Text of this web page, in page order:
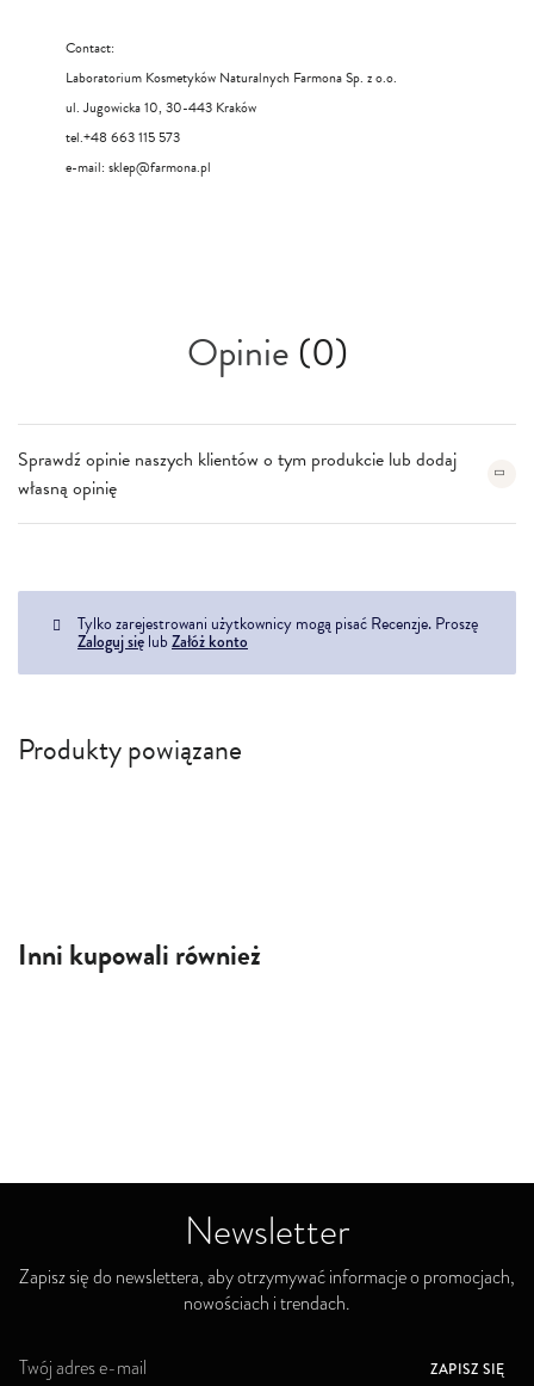
Contact:
Laboratorium Kosmetyków Naturalnych Farmona Sp. z o.o.
ul. Jugowicka 10, 30-443 Kraków
tel.+48 663 115 573
e-mail: sklep@farmona.pl
Opinie(0)
Sprawdź opinie naszych klientów o tym produkcie lub dodaj
własną opinię
Tylko zarejestrowani użytkownicy mogą pisać Recenzje. Proszę
Zaloguj się lub Załóż konto
Produkty powiązane
Inni kupowali również
Newsletter
Zapisz się do newslettera, aby otrzymywać informacje o promocjach,
nowościach i trendach.
S
ZAPISZ SIĘ